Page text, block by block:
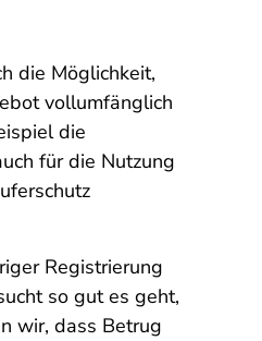
die Möglichkeit,
vollumfänglich
die
für die Nutzung
Registrierung
so gut es geht,
wir, dass Betrug